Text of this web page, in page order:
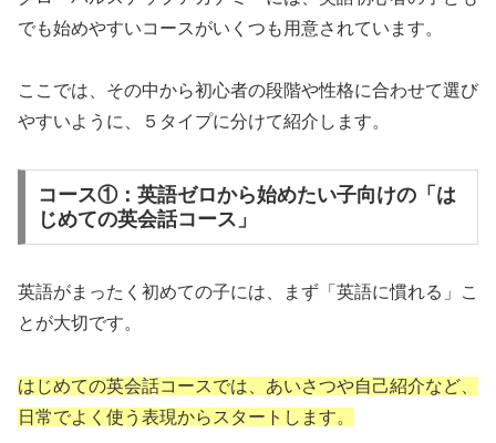
でも始めやすいコースがいくつも用意されています。
ここでは、その中から初心者の段階や性格に合わせて選び
やすいように、５タイプに分けて紹介します。
コース①：英語ゼロから始めたい子向けの「は
じめての英会話コース」
英語がまったく初めての子には、まず「英語に慣れる」こ
とが大切です。
はじめての英会話コースでは、あいさつや自己紹介など、
日常でよく使う表現からスタートします。